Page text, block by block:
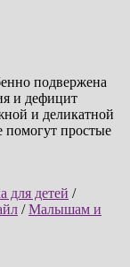
подвержена
и дефицит
и деликатной
помогут простые
для детей /
/Малышам и